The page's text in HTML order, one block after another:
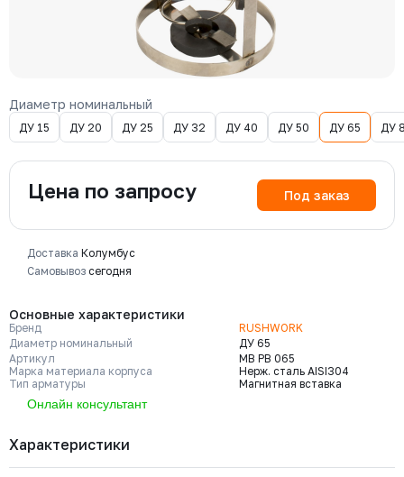
Диаметр номинальный
ДУ 15 ДУ 20 ДУ 25 ДУ 32 ДУ 40 ДУ 50 ДУ 65 ДУ
Основные характеристики
Бренд
RUSHWORK
Диаметр номинальный
ДУ 65
Артикул
МВ РВ 065
Марка материала корпуса
Нерж. сталь AISI304
Тип арматуры
Магнитная вставка
Онлайн консультант
Цена по запросу Под заказ
Доставка Колумбус
Самовывоз сегодня
Характеристики